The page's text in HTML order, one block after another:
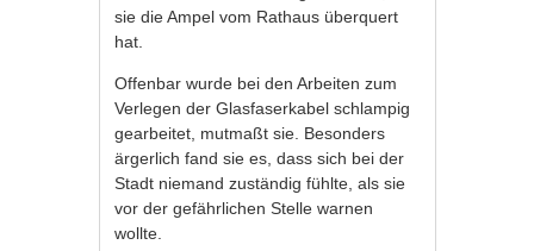
sie die Ampel vom Rathaus überquert
hat.
Offenbar wurde bei den Arbeiten zum
Verlegen der Glasfaserkabel schlampig
gearbeitet, mutmaßt sie. Besonders
ärgerlich fand sie es, dass sich bei der
Stadt niemand zuständig fühlte, als sie
vor der gefährlichen Stelle warnen
wollte.